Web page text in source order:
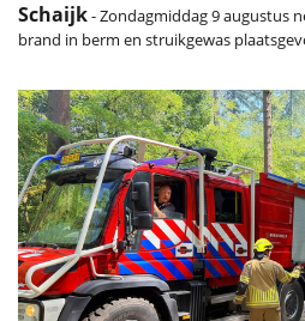
Schaijk- Zondagmiddag 9 augustus
brand in berm en struikgewas